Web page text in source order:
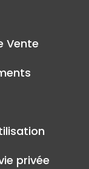
Vente
privée